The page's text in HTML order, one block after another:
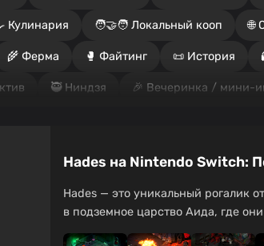
Кулинария 🧑‍🤝‍🧑 Локальный кооп 🌐
🌾 Ферма 🥊 Файтинг 📜 История
🥷 Ниндзя 🎉 Вечеринка / мини-
Hades на Nintendo Switch:
Hades — это уникальный рогалик
в подземное царство Аида, где